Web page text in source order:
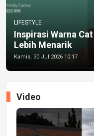
LIFESTYLE
Inspirasi Warna
Lebih Menarik
Kamis, 30 Jul 2026 10:17
Video